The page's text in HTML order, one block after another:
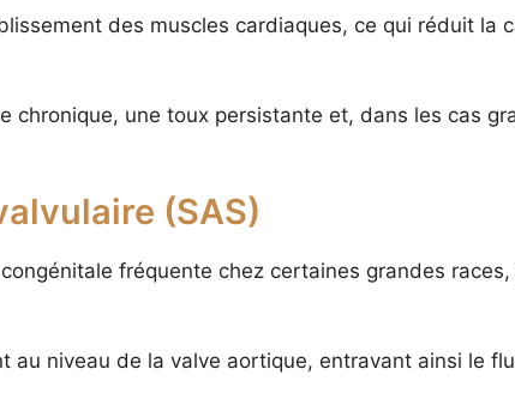
des muscles cardiaques, ce qui réduit la
chronique, une toux persistante et, dans les cas
(SAS)
fréquente chez certaines grandes races,
au niveau de la valve aortique, entravant ainsi le